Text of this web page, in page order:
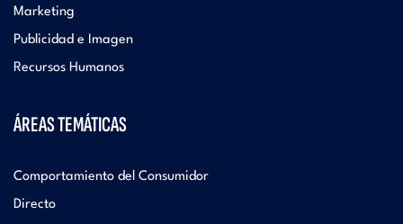
Marketing
Publicidad e Imagen
Recursos Humanos
ÁREAS TEMÁTICAS
Comportamiento del Consumidor
Directo